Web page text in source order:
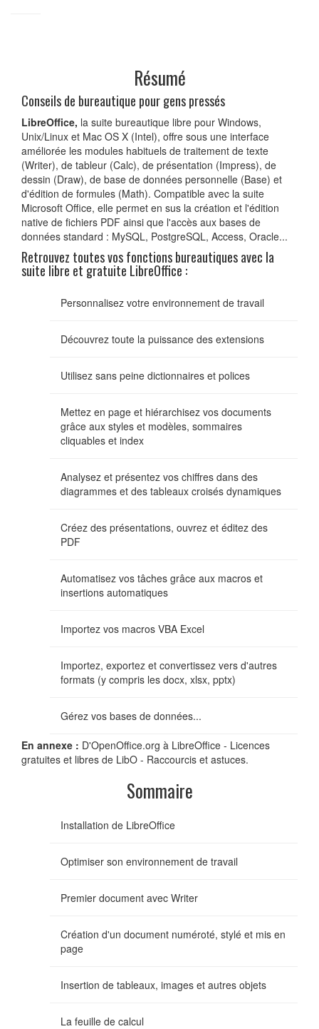
Résumé
Conseils de bureautique pour gens pressés
LibreOffice, la suite bureautique libre pour Windows,
Unix/Linux et Mac OS X (Intel), offre sous une interface
améliorée les modules habituels de traitement de texte
(Writer), de tableur (Calc), de présentation (Impress), de
dessin (Draw), de base de données personnelle (Base) et
d'édition de formules (Math). Compatible avec la suite
Microsoft Office, elle permet en sus la création et l'édition
native de fichiers PDF ainsi que l'accès aux bases de
données standard : MySQL, PostgreSQL, Access, Oracle...
Retrouvez toutes vos fonctions bureautiques avec la
suite libre et gratuite LibreOffice :
Personnalisez votre environnement de travail
Découvrez toute la puissance des extensions
Utilisez sans peine dictionnaires et polices
Mettez en page et hiérarchisez vos documents
grâce aux styles et modèles, sommaires
cliquables et index
Analysez et présentez vos chiffres dans des
diagrammes et des tableaux croisés dynamiques
Créez des présentations, ouvrez et éditez des
PDF
Automatisez vos tâches grâce aux macros et
insertions automatiques
Importez vos macros VBA Excel
Importez, exportez et convertissez vers d'autres
formats (y compris les docx, xlsx, pptx)
Gérez vos bases de données...
En annexe : D'OpenOffice.org à LibreOffice - Licences
gratuites et libres de LibO - Raccourcis et astuces.
Sommaire
Installation de LibreOffice
Optimiser son environnement de travail
Premier document avec Writer
Création d'un document numéroté, stylé et mis en
page
Insertion de tableaux, images et autres objets
La feuille de calcul